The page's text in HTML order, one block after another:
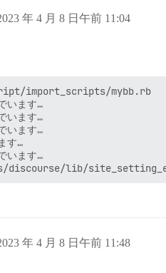
年 4 月 8 日午前 11:04
import_scripts/mybb.rb
います…
います…
います…
す…
います…
年 4 月 8 日午前 11:48